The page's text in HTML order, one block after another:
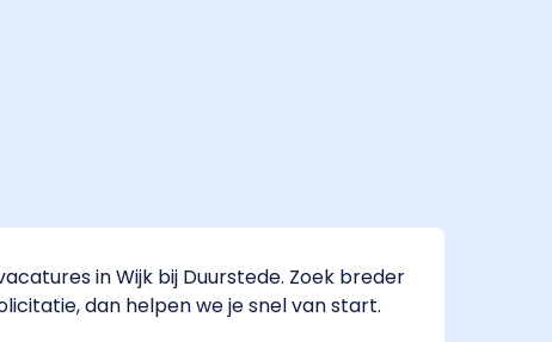
in Wijk bij Duurstede. Zoek breder
dan helpen we je snel van start.